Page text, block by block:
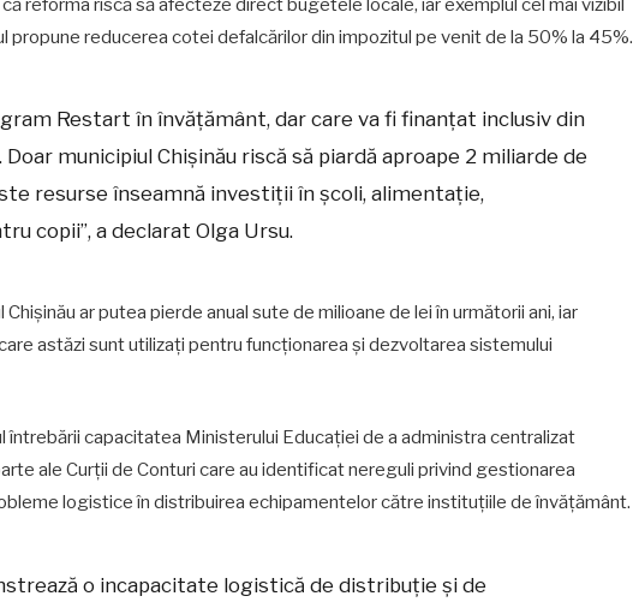
reforma riscă să afecteze direct bugetele locale, iar exemplul cel mai vizibil
propune reducerea cotei defalcărilor din impozitul pe venit de la 50% la 45%.
Restart în învățământ, dar care va fi finanțat inclusiv din
Doar municipiul Chișinău riscă să piardă aproape 2 miliarde de
resurse înseamnă investiții în școli, alimentație,
copii”, a declarat Olga Ursu.
ar putea pierde anual sute de milioane de lei în următorii ani, iar
astăzi sunt utilizați pentru funcționarea și dezvoltarea sistemului
întrebării capacitatea Ministerului Educației de a administra centralizat
ale Curții de Conturi care au identificat nereguli privind gestionarea
logistice în distribuirea echipamentelor către instituțiile de învățământ.
o incapacitate logistică de distribuție și de